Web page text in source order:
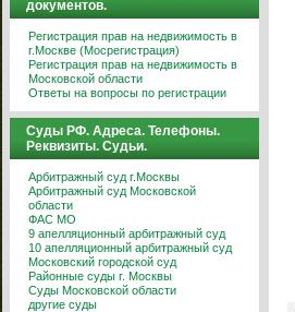
документов.
Регистрация прав на недвижимость в
г.Москве (Мосрегистрация)
Регистрация прав на недвижимость в
Московской области
Ответы на вопросы по регистрации
Суды РФ. Адреса. Телефоны.
Реквизиты. Судьи.
Арбитражный суд г.Москвы
Арбитражный суд Московской
области
ФАС МО
9 апелляционный арбитражный суд
10 апелляционный арбитражный суд
Московский городской суд
Районные суды г. Москвы
Суды Московской области
другие суды